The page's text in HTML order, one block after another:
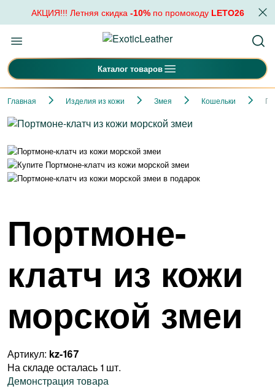
АКЦИЯ!!! Летняя скидка -10%по промокоду LETO26
Каталог товаров
Главная Изделия из кожи Змея Кошельки
Портмоне-
клатч из кожи
морской змеи
Артикул: kz-167
На складе осталась 1 шт.
Демонстрация товара